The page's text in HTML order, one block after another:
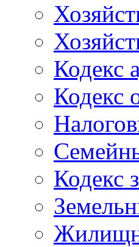
Кодекс
Кодекс
Кодекс